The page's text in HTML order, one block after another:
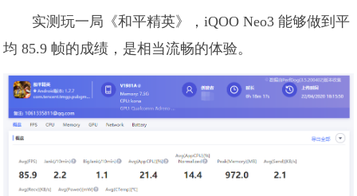
实测玩一局《和平精英》，iQOO Neo3 能够做到平
均 85.9 帧的成绩，是相当流畅的体验。